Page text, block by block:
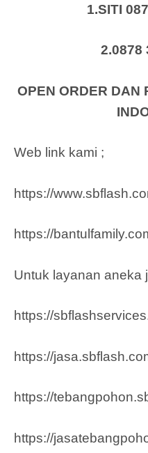
1.SITI
2.0878
OPEN ORDER DAN
Web link kami ;
https://
https://
Untuk layanan aneka
https://
https://
https://
https://